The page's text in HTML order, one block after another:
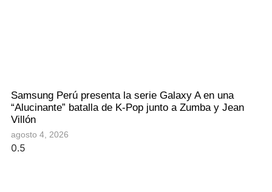
Samsung Perú presenta la serie Galaxy A en una
“Alucinante” batalla de K-Pop junto a Zumba y Jean
Villón
agosto 4, 2026